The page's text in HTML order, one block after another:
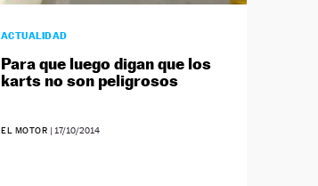
ACTUALIDAD
Para que luego digan que los
karts no son peligrosos
EL MOTOR | 17/10/2014